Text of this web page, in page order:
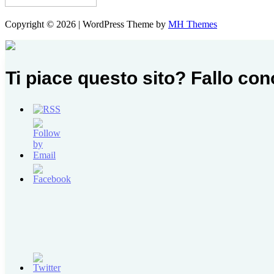
Copyright © 2026 | WordPress Theme by MH Themes
Ti piace questo sito? Fallo